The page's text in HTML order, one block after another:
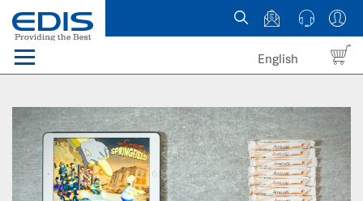
Menü
Webhosting Österreich
News
English